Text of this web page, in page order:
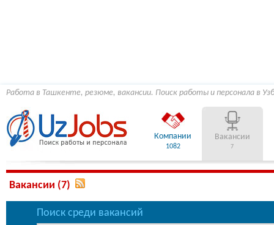
Работа в Ташкенте, резюме, вакансии. Поиск работы и персонала в
Компании
1082
Вакансии
7
Вакансии (7)
Поиск среди вакансий